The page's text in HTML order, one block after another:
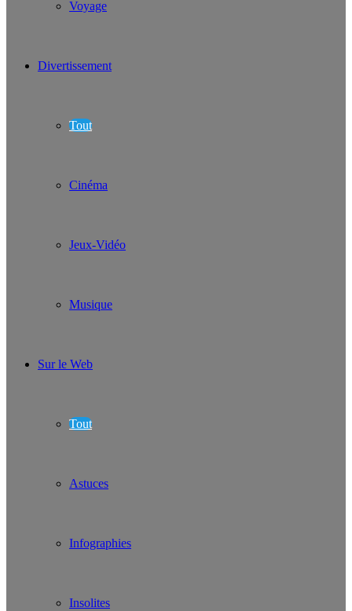
Voyage
Divertissement
Tout
Cinéma
Jeux-Vidéo
Musique
Sur le Web
Tout
Astuces
Infographies
Insolites